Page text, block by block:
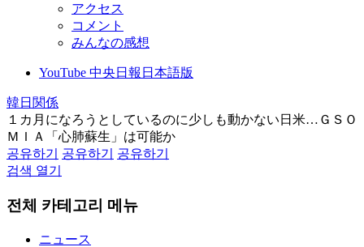
アクセス
コメント
みんなの感想
YouTube 中央日報日本語版
韓日関係
１カ月になろうとしているのに少しも動かない日米…ＧＳＯ
ＭＩＡ「心肺蘇生」は可能か
공유하기
공유하기
공유하기
검색 열기
전체 카테고리 메뉴
ニュース